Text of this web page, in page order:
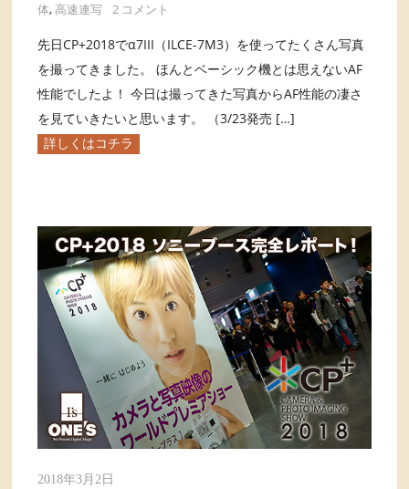
体,高速連写 2 コメント
先日CP+2018でα7III（ILCE-7M3）を使ってたくさん写真
を撮ってきました。 ほんとベーシック機とは思えないAF
性能でしたよ！ 今日は撮ってきた写真からAF性能の凄さ
を見ていきたいと思います。 （3/23発売 […]
詳しくはコチラ
2018年3月2日